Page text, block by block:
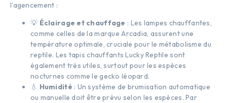
l’agencement :
💡 Éclairage et chauffage : Les lampes chauffantes,
comme celles de la marque Arcadia, assurent une
température optimale, cruciale pour le métabolisme du
reptile. Les tapis chauffants Lucky Reptile sont
également très utiles, surtout pour les espèces
nocturnes comme le gecko léopard.
💧 Humidité : Un système de brumisation automatique
ou manuelle doit être prévu selon les espèces. Par